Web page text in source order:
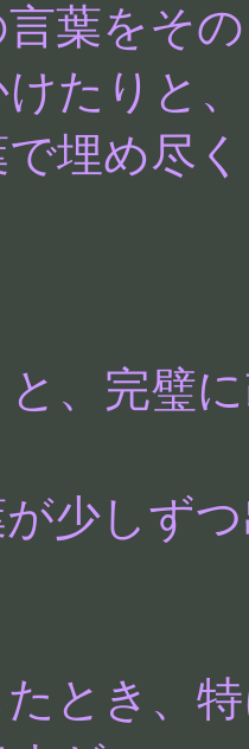
葉をそ
たりと、
埋め尽
、完璧
少しず
とき、